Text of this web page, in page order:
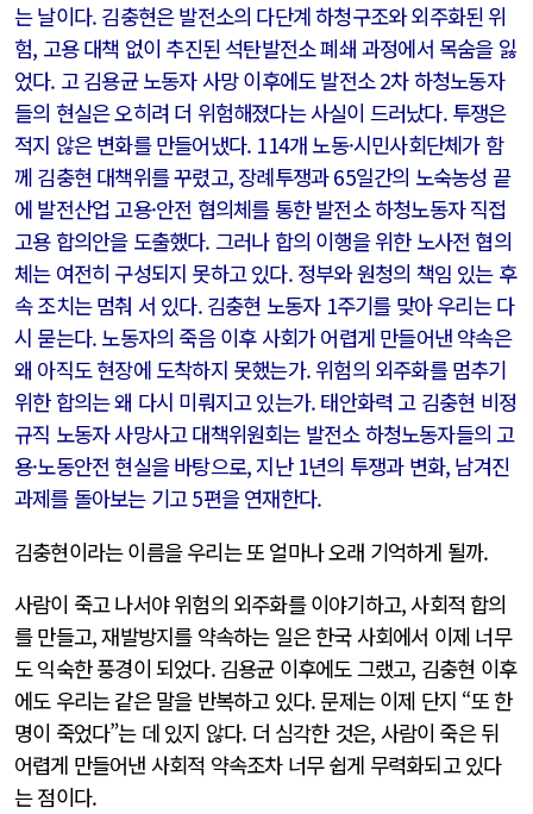
는 날이다. 김충현은 발전소의 다단계 하청구조와 외주화된 위
험, 고용 대책 없이 추진된 석탄발전소 폐쇄 과정에서 목숨을 잃
었다. 고 김용균 노동자 사망 이후에도 발전소 2차 하청노동자
들의 현실은 오히려 더 위험해졌다는 사실이 드러났다. 투쟁은
적지 않은 변화를 만들어냈다. 114개 노동·시민사회단체가 함
께 김충현 대책위를 꾸렸고, 장례투쟁과 65일간의 노숙농성 끝
에 발전산업 고용·안전 협의체를 통한 발전소 하청노동자 직접
고용 합의안을 도출했다. 그러나 합의 이행을 위한 노사전 협의
체는 여전히 구성되지 못하고 있다. 정부와 원청의 책임 있는 후
속 조치는 멈춰 서 있다. 김충현 노동자 1주기를 맞아 우리는 다
시 묻는다. 노동자의 죽음 이후 사회가 어렵게 만들어낸 약속은
왜 아직도 현장에 도착하지 못했는가. 위험의 외주화를 멈추기
위한 합의는 왜 다시 미뤄지고 있는가. 태안화력 고 김충현 비정
규직 노동자 사망사고 대책위원회는 발전소 하청노동자들의 고
용·노동안전 현실을 바탕으로, 지난 1년의 투쟁과 변화, 남겨진
과제를 돌아보는 기고 5편을 연재한다.
김충현이라는 이름을 우리는 또 얼마나 오래 기억하게 될까.
사람이 죽고 나서야 위험의 외주화를 이야기하고, 사회적 합의
를 만들고, 재발방지를 약속하는 일은 한국 사회에서 이제 너무
도 익숙한 풍경이 되었다. 김용균 이후에도 그랬고, 김충현 이후
에도 우리는 같은 말을 반복하고 있다. 문제는 이제 단지 “또 한
명이 죽었다”는 데 있지 않다. 더 심각한 것은, 사람이 죽은 뒤
어렵게 만들어낸 사회적 약속조차 너무 쉽게 무력화되고 있다
는 점이다.